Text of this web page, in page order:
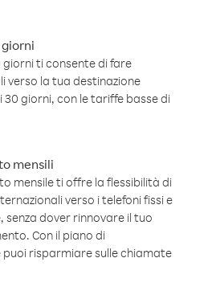
ti consente di fare
verso la tua destinazione
giorni, con le tariffe basse di
mensili
mensile ti offre la flessibilità di
verso i telefoni fissi e
senza dover rinnovare il tuo
Con il piano di
risparmiare sulle chiamate